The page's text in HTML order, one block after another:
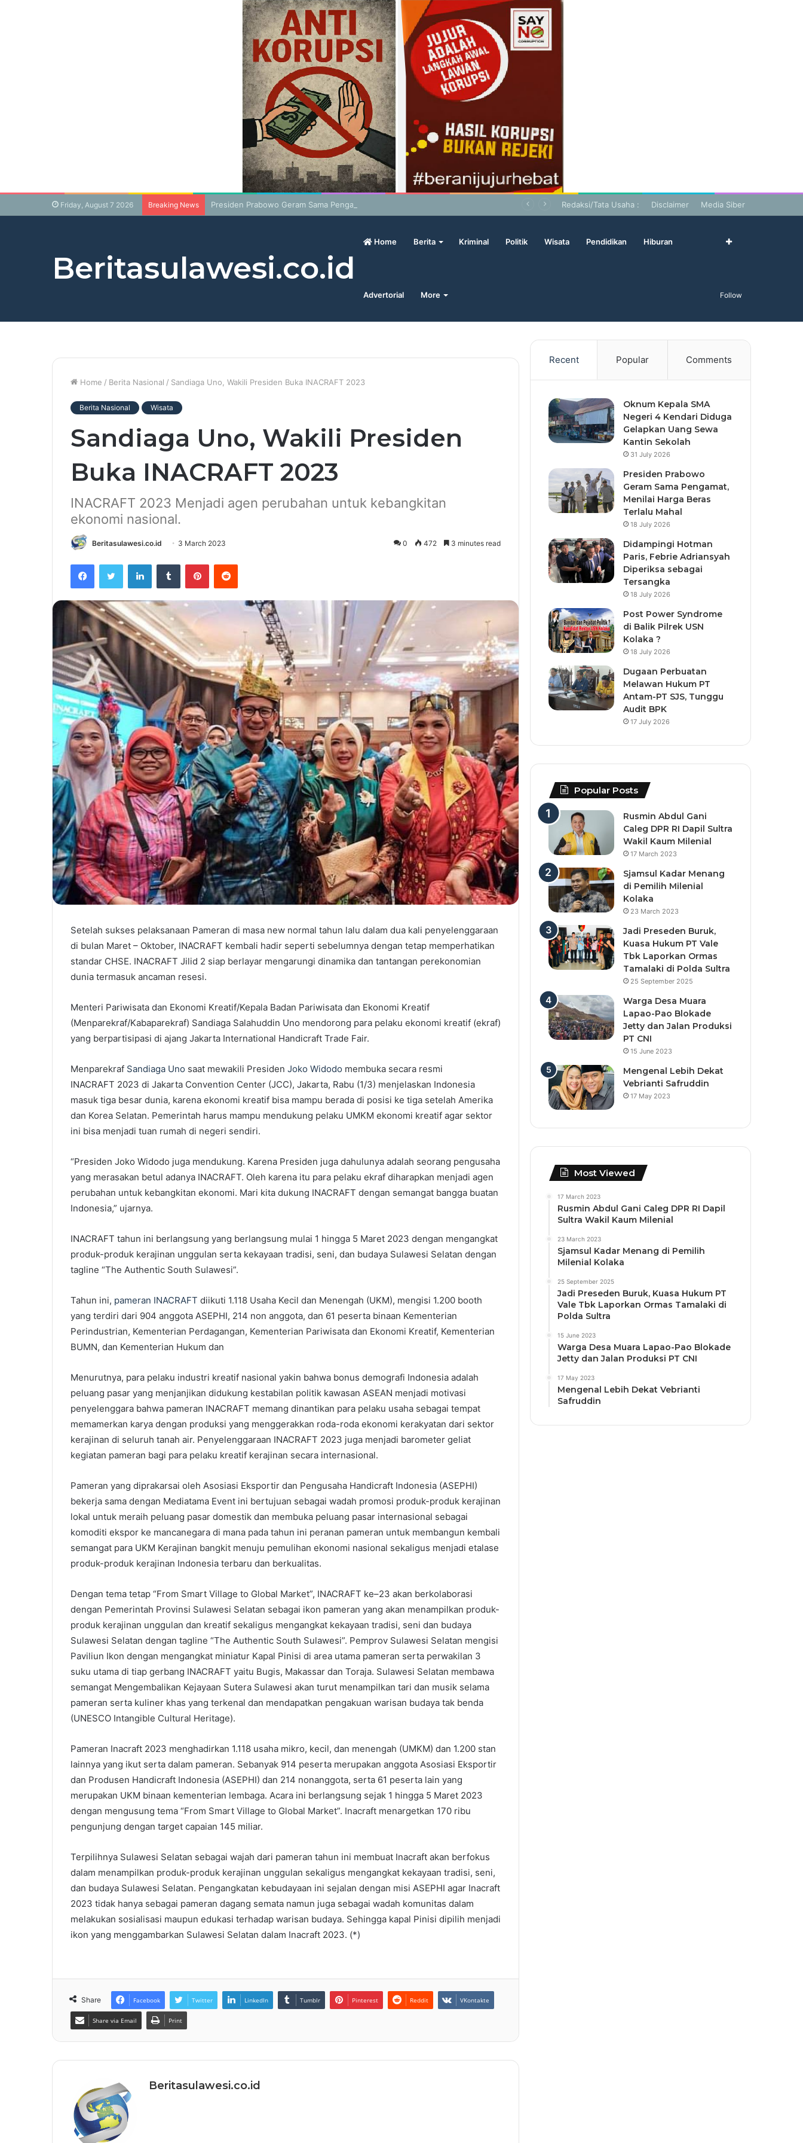
Friday, August 7 2026 Breaking News Presiden Prabowo Geram Sama Pengamat, Menilai Harga Beras Terlalu Mahal Redaksi/Tata Usaha : Disclaimer Media Siber
Beritasulawesi.co.id
Home Berita Kriminal Politik Wisata Pendidikan Hiburan
Advertorial More Follow
Home / Berita Nasional / Sandiaga Uno, Wakili Presiden Buka INACRAFT 2023
Berita Nasional Wisata
Sandiaga Uno, Wakili Presiden
Buka INACRAFT 2023
INACRAFT 2023 Menjadi agen perubahan untuk kebangkitan
ekonomi nasional.
Beritasulawesi.co.id 3 March 2023 0 472 3 minutes read
Setelah sukses pelaksanaan Pameran di masa new normal tahun lalu dalam dua kali penyelenggaraan
di bulan Maret – Oktober, INACRAFT kembali hadir seperti sebelumnya dengan tetap memperhatikan
standar CHSE. INACRAFT Jilid 2 siap berlayar mengarungi dinamika dan tantangan perekonomian
dunia termasuk ancaman resesi.
Menteri Pariwisata dan Ekonomi Kreatif/Kepala Badan Pariwisata dan Ekonomi Kreatif
(Menparekraf/Kabaparekraf) Sandiaga Salahuddin Uno mendorong para pelaku ekonomi kreatif (ekraf)
yang berpartisipasi di ajang Jakarta International Handicraft Trade Fair.
Menparekraf Sandiaga Uno saat mewakili Presiden Joko Widodo membuka secara resmi
INACRAFT 2023 di Jakarta Convention Center (JCC), Jakarta, Rabu (1/3) menjelaskan Indonesia
masuk tiga besar dunia, karena ekonomi kreatif bisa mampu berada di posisi ke tiga setelah Amerika
dan Korea Selatan. Pemerintah harus mampu mendukung pelaku UMKM ekonomi kreatif agar sektor
ini bisa menjadi tuan rumah di negeri sendiri.
“Presiden Joko Widodo juga mendukung. Karena Presiden juga dahulunya adalah seorang pengusaha
yang merasakan betul adanya INACRAFT. Oleh karena itu para pelaku ekraf diharapkan menjadi agen
perubahan untuk kebangkitan ekonomi. Mari kita dukung INACRAFT dengan semangat bangga buatan
Indonesia,” ujarnya.
INACRAFT tahun ini berlangsung yang berlangsung mulai 1 hingga 5 Maret 2023 dengan mengangkat
produk-produk kerajinan unggulan serta kekayaan tradisi, seni, dan budaya Sulawesi Selatan dengan
tagline “The Authentic South Sulawesi”.
Tahun ini, pameran INACRAFT diikuti 1.118 Usaha Kecil dan Menengah (UKM), mengisi 1.200 booth
yang terdiri dari 904 anggota ASEPHI, 214 non anggota, dan 61 peserta binaan Kementerian
Perindustrian, Kementerian Perdagangan, Kementerian Pariwisata dan Ekonomi Kreatif, Kementerian
BUMN, dan Kementerian Hukum dan
Menurutnya, para pelaku industri kreatif nasional yakin bahwa bonus demografi Indonesia adalah
peluang pasar yang menjanjikan didukung kestabilan politik kawasan ASEAN menjadi motivasi
penyelenggara bahwa pameran INACRAFT memang dinantikan para pelaku usaha sebagai tempat
memamerkan karya dengan produksi yang menggerakkan roda-roda ekonomi kerakyatan dari sektor
kerajinan di seluruh tanah air. Penyelenggaraan INACRAFT 2023 juga menjadi barometer geliat
kegiatan pameran bagi para pelaku kreatif kerajinan secara internasional.
Pameran yang diprakarsai oleh Asosiasi Eksportir dan Pengusaha Handicraft Indonesia (ASEPHI)
bekerja sama dengan Mediatama Event ini bertujuan sebagai wadah promosi produk-produk kerajinan
lokal untuk meraih peluang pasar domestik dan membuka peluang pasar internasional sebagai
komoditi ekspor ke mancanegara di mana pada tahun ini peranan pameran untuk membangun kembali
semangat para UKM Kerajinan bangkit menuju pemulihan ekonomi nasional sekaligus menjadi etalase
produk-produk kerajinan Indonesia terbaru dan berkualitas.
Dengan tema tetap “From Smart Village to Global Market”, INACRAFT ke–23 akan berkolaborasi
dengan Pemerintah Provinsi Sulawesi Selatan sebagai ikon pameran yang akan menampilkan produk-
produk kerajinan unggulan dan kreatif sekaligus mengangkat kekayaan tradisi, seni dan budaya
Sulawesi Selatan dengan tagline “The Authentic South Sulawesi”. Pemprov Sulawesi Selatan mengisi
Paviliun Ikon dengan mengangkat miniatur Kapal Pinisi di area utama pameran serta perwakilan 3
suku utama di tiap gerbang INACRAFT yaitu Bugis, Makassar dan Toraja. Sulawesi Selatan membawa
semangat Mengembalikan Kejayaan Sutera Sulawesi akan turut menampilkan tari dan musik selama
pameran serta kuliner khas yang terkenal dan mendapatkan pengakuan warisan budaya tak benda
(UNESCO Intangible Cultural Heritage).
Pameran Inacraft 2023 menghadirkan 1.118 usaha mikro, kecil, dan menengah (UMKM) dan 1.200 stan
lainnya yang ikut serta dalam pameran. Sebanyak 914 peserta merupakan anggota Asosiasi Eksportir
dan Produsen Handicraft Indonesia (ASEPHI) dan 214 nonanggota, serta 61 peserta lain yang
merupakan UKM binaan kementerian lembaga. Acara ini berlangsung sejak 1 hingga 5 Maret 2023
dengan mengusung tema “From Smart Village to Global Market”. Inacraft menargetkan 170 ribu
pengunjung dengan target capaian 145 miliar.
Terpilihnya Sulawesi Selatan sebagai wajah dari pameran tahun ini membuat Inacraft akan berfokus
dalam menampilkan produk-produk kerajinan unggulan sekaligus mengangkat kekayaan tradisi, seni,
dan budaya Sulawesi Selatan. Pengangkatan kebudayaan ini sejalan dengan misi ASEPHI agar Inacraft
2023 tidak hanya sebagai pameran dagang semata namun juga sebagai wadah komunitas dalam
melakukan sosialisasi maupun edukasi terhadap warisan budaya. Sehingga kapal Pinisi dipilih menjadi
ikon yang menggambarkan Sulawesi Selatan dalam Inacraft 2023. (*)
Share Facebook Twitter LinkedIn Tumblr Pinterest Reddit VKontakte
Share via Email Print
Beritasulawesi.co.id
Recent Popular Comments
Oknum Kepala SMA
Negeri 4 Kendari Diduga
Gelapkan Uang Sewa
Kantin Sekolah
31 July 2026
Presiden Prabowo
Geram Sama Pengamat,
Menilai Harga Beras
Terlalu Mahal
18 July 2026
Didampingi Hotman
Paris, Febrie Adriansyah
Diperiksa sebagai
Tersangka
18 July 2026
Post Power Syndrome
di Balik Pilrek USN
Kolaka ?
18 July 2026
Dugaan Perbuatan
Melawan Hukum PT
Antam-PT SJS, Tunggu
Audit BPK
17 July 2026
Popular Posts
Rusmin Abdul Gani
Caleg DPR RI Dapil Sultra
Wakil Kaum Milenial
17 March 2023
Sjamsul Kadar Menang
di Pemilih Milenial
Kolaka
23 March 2023
Jadi Preseden Buruk,
Kuasa Hukum PT Vale
Tbk Laporkan Ormas
Tamalaki di Polda Sultra
25 September 2025
Warga Desa Muara
Lapao-Pao Blokade
Jetty dan Jalan Produksi
PT CNI
15 June 2023
Mengenal Lebih Dekat
Vebrianti Safruddin
17 May 2023
Most Viewed
17 March 2023
Rusmin Abdul Gani Caleg DPR RI Dapil
Sultra Wakil Kaum Milenial
23 March 2023
Sjamsul Kadar Menang di Pemilih
Milenial Kolaka
25 September 2025
Jadi Preseden Buruk, Kuasa Hukum PT
Vale Tbk Laporkan Ormas Tamalaki di
Polda Sultra
15 June 2023
Warga Desa Muara Lapao-Pao Blokade
Jetty dan Jalan Produksi PT CNI
17 May 2023
Mengenal Lebih Dekat Vebrianti
Safruddin